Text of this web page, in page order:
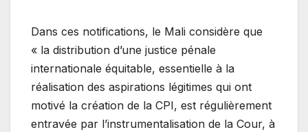
Dans ces notifications, le Mali considère que
« la distribution d’une justice pénale
internationale équitable, essentielle à la
réalisation des aspirations légitimes qui ont
motivé la création de la CPI, est régulièrement
entravée par l’instrumentalisation de la Cour, à